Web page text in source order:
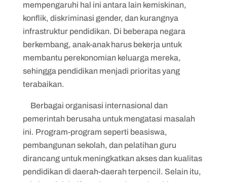
mempengaruhi hal ini antara lain kemiskinan,
konflik, diskriminasi gender, dan kurangnya
infrastruktur pendidikan. Di beberapa negara
berkembang, anak-anak harus bekerja untuk
membantu perekonomian keluarga mereka,
sehingga pendidikan menjadi prioritas yang
terabaikan.
Berbagai organisasi internasional dan
pemerintah berusaha untuk mengatasi masalah
ini. Program-program seperti beasiswa,
pembangunan sekolah, dan pelatihan guru
dirancang untuk meningkatkan akses dan kualitas
pendidikan di daerah-daerah terpencil. Selain itu,